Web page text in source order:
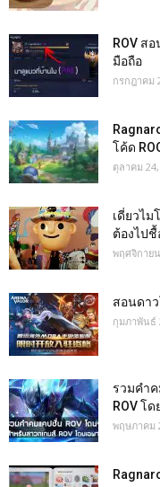
ROV ส
มือถือ
กรกฎาคม
โค้ด
ตุลาคม 24,
เดี่ยวไ
ต้องไป
พฤศจิกาย
สอนดาว
กุมภาพันธ์
รวมคำ
ROV โ
พฤษภาคม